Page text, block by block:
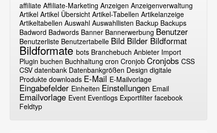
affiliate Affiliate-Marketing Anzeigen Anzeigenverwaltung
Artikel Artikel Übersicht Artikel-Tabellen Artikelanzeige
Artikeltabellen Auswahl Auswahllisten Backup Backups
Badword Badwords Banner Bannerwerbung Benutzer
Benutzerliste Benutzertabelle Bild Bilder Bildformat
Bildformate bots Branchebuch Anbieter Import
Plugin buchen Buchhaltung cron Cronjob Cronjobs CSS
CSV datenbank Datenbankgrößen Design digitale
Produkte downloads E-Mail E-Mailvorlage
Eingabefelder Einheiten Einstellungen Email
Emailvorlage Event Eventlogs Exportfilter facebook
Feldtyp